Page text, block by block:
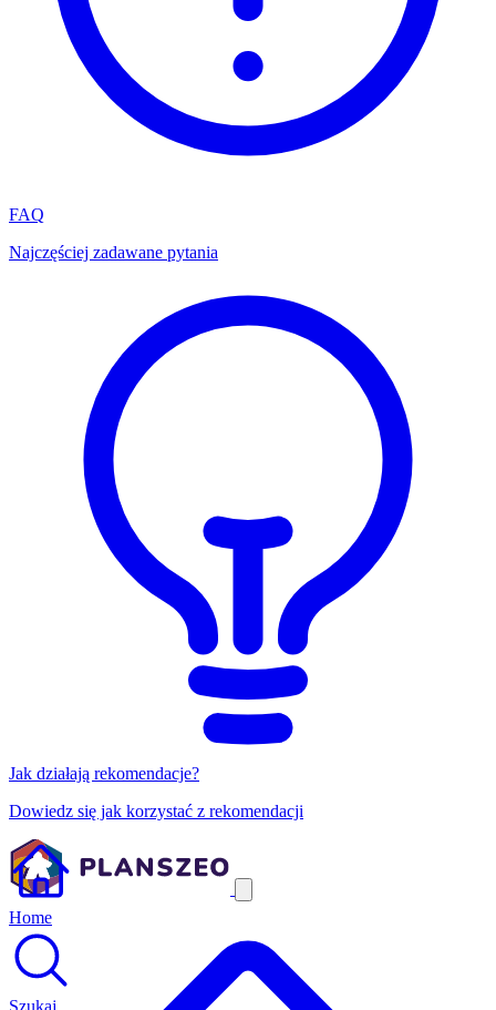
FAQ
Najczęściej zadawane pytania
Jak działają rekomendacje?
Dowiedz się jak korzystać z rekomendacji
Home
Szukaj